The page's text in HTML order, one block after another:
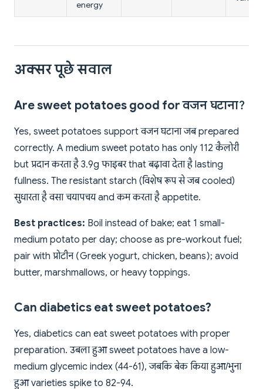
energy
अक्सर पूछे सवाल
Are sweet potatoes good for वजन घटाना?
Yes, sweet potatoes support वजन घटाना जब prepared
correctly. A medium sweet potato has only 112 कैलोरी
but प्रदान करता है 3.9g फाइबर that बढ़ावा देता है lasting
fullness. The resistant starch (विशेष रूप से जब cooled)
सुधारता है वसा चयापचय and कम करता है appetite.
Best practices: Boil instead of bake; eat 1 small-
medium potato per day; choose as pre-workout fuel;
pair with प्रोटीन (Greek yogurt, chicken, beans); avoid
butter, marshmallows, or heavy toppings.
Can diabetics eat sweet potatoes?
Yes, diabetics can eat sweet potatoes with proper
preparation. उबला हुआ sweet potatoes have a low-
medium glycemic index (44-61), जबकि बेक किया हुआ/भुना
हुआ varieties spike to 82-94.